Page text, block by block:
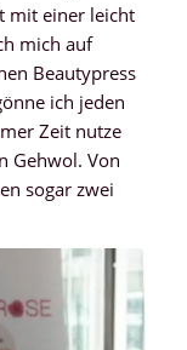
mit einer leicht
mich auf
Beautypress
ich jeden
Zeit nutze
Gehwol. Von
sogar zwei